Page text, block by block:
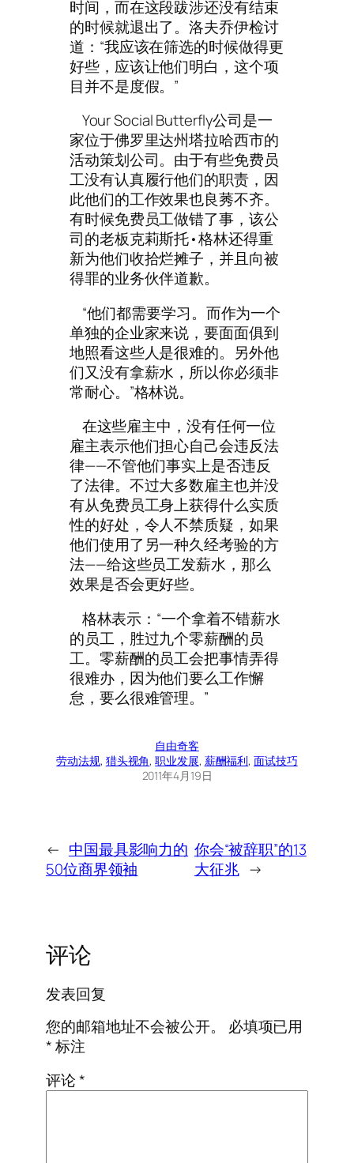
时间，而在这段跋涉还没有结束
的时候就退出了。洛夫乔伊检讨
道：“我应该在筛选的时候做得更
好些，应该让他们明白，这个项
目并不是度假。”
Your Social Butterfly公司是一
家位于佛罗里达州塔拉哈西市的
活动策划公司。由于有些免费员
工没有认真履行他们的职责，因
此他们的工作效果也良莠不齐。
有时候免费员工做错了事，该公
司的老板克莉斯托•格林还得重
新为他们收拾烂摊子，并且向被
得罪的业务伙伴道歉。
“他们都需要学习。而作为一个
单独的企业家来说，要面面俱到
地照看这些人是很难的。另外他
们又没有拿薪水，所以你必须非
常耐心。”格林说。
在这些雇主中，没有任何一位
雇主表示他们担心自己会违反法
律——不管他们事实上是否违反
了法律。不过大多数雇主也并没
有从免费员工身上获得什么实质
性的好处，令人不禁质疑，如果
他们使用了另一种久经考验的方
法——给这些员工发薪水，那么
效果是否会更好些。
格林表示：“一个拿着不错薪水
的员工，胜过九个零薪酬的员
工。零薪酬的员工会把事情弄得
很难办，因为他们要么工作懈
怠，要么很难管理。”
自由奇客
劳动法规, 猎头视角, 职业发展, 薪酬福利, 面试技巧
2011年4月19日
← 中国最具影响力的
50位商界领袖
你会“被辞职”的13
大征兆 →
评论
发表回复
您的邮箱地址不会被公开。
必填项已用
*标注
评论*